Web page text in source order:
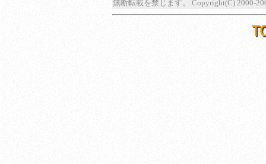
無断転載を禁じます。 Copyright(C) 2000-